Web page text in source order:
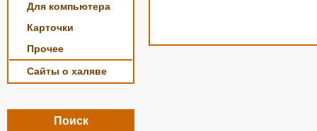
Для компьютера
Карточки
Прочее
Сайты о халяве
Поиск